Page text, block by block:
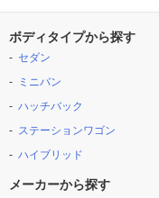
ボディタイプから探す
セダン
ミニバン
ハッチバック
ステーションワゴン
ハイブリッド
メーカーから探す